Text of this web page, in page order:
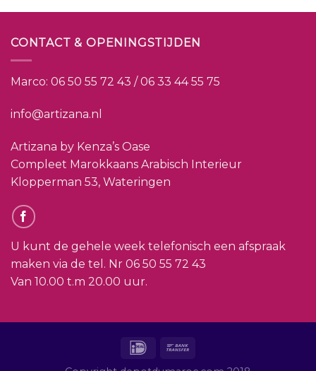
CONTACT & OPENINGSTIJDEN
Marco: 06 50 55 72 43 / 06 33 44 55 75
info@artizana.nl
Artizana by Kenza’s Oase
Compleet Marokkaans Arabisch Interieur
Klopperman 53, Wateringen
U kunt de gehele week telefonisch een afspraak
maken via de tel. Nr 06 50 55 72 43
Van 10.00 t.m 20.00 uur.